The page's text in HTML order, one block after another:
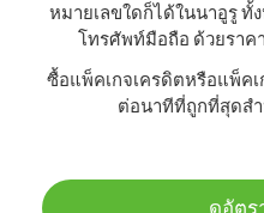
หมายเลขใดก็ได้ในนาอูรู
โทรศัพท์มือถือ ด้วยราค
ซื้อแพ็คเกจเครดิตหรือแพ็ค
ต่อนาทีที่ถูกที่สุดส
ดูอัตร